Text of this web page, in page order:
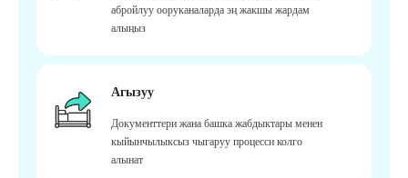
абройлуу ооруканаларда эң жакшы жардам
алыңыз
Агызуу
Документтери жана башка жабдыктары менен
кыйынчылыксыз чыгаруу процесси колго
алынат